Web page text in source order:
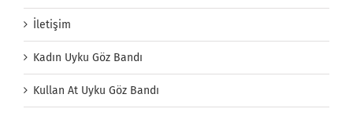
İletişim
Kadın Uyku Göz Bandı
Kullan At Uyku Göz Bandı